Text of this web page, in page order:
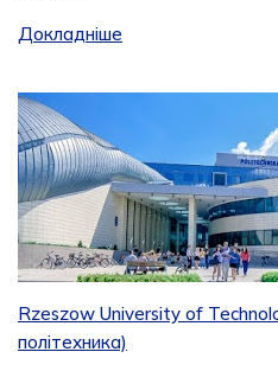
Докладніше
Rzeszow University of
політехника)